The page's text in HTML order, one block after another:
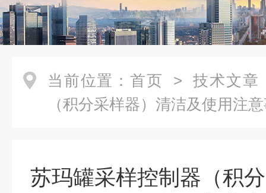
当前位置： 首页 > 技术文章
（积分采样器）清洁及使用注
苏玛罐采样控制器（积